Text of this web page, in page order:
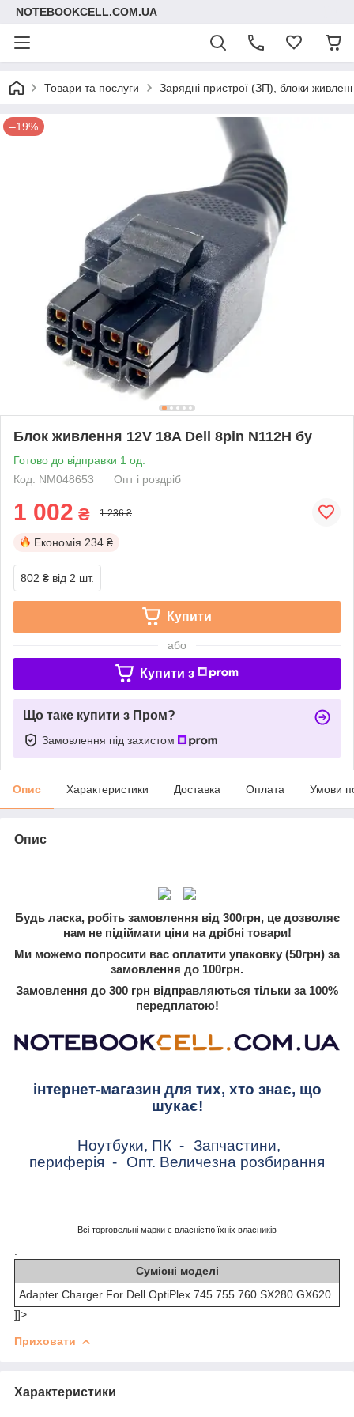
NOTEBOOKCELL.COM.UA
Товари та послуги Зарядні пристрої (ЗП), блоки
–19%
Блок живлення 12V 18A Dell 8pin N112H бу
Готово до відправки 1 од.
Код: NM048653
Опт і роздріб
1 002 ₴ 1 236 ₴
Економія 234 ₴
802 ₴ від 2 шт.
Купити
або
Купити з
Що таке купити з Пром?
Замовлення під захистом
Опис Характеристики Доставка Оплата Умови
Опис
Будь ласка, робіть замовлення від 300грн, це дозволяє
нам не підіймати ціни на дрібні товари!
Ми можемо попросити вас оплатити упаковку (50грн) за
замовлення до 100грн.
Замовлення до 300 грн відправляються тільки за 100%
передплатою!
інтернет-магазин для тих, хто знає, що
шукає!
Ноутбуки, ПК - Запчастини,
периферія - Опт. Величезна розбирання
Всі торговельні марки є власністю їхніх власників
Сумісні моделі
Adapter Charger For Dell OptiPlex 745 755 760 SX280 GX620
]]>
Приховати
Характеристики